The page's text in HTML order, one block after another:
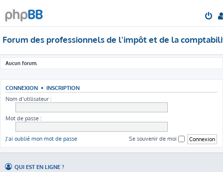
Forum des professionnels de l'impôt et de la
Aucun forum.
CONNEXION • INSCRIPTION
Nom d’utilisateur :
Mot de passe :
J’ai oublié mon mot de passe Se souvenir de moi
QUI EST EN LIGNE ?